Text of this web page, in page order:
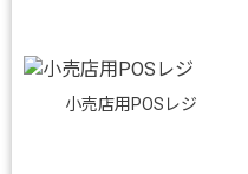
小売店用POSレジ